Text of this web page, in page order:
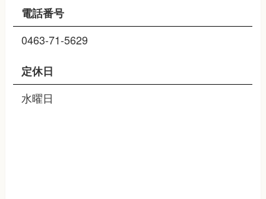
電話番号
0463-71-5629
定休日
水曜日